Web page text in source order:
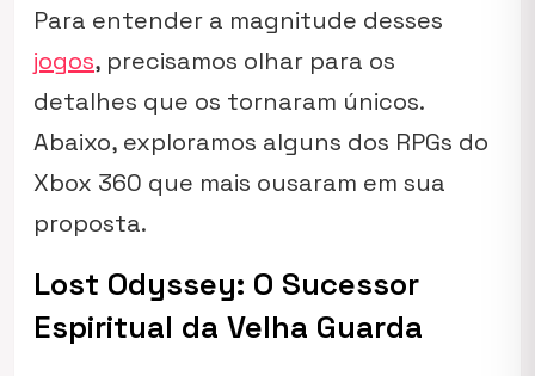
Para entender a magnitude desses
jogos, precisamos olhar para os
detalhes que os tornaram únicos.
Abaixo, exploramos alguns dos RPGs do
Xbox 360 que mais ousaram em sua
proposta.
Lost Odyssey: O Sucessor
Espiritual da Velha Guarda